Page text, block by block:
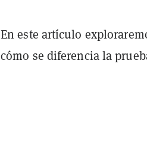
En este artículo
cómo se diferencia la